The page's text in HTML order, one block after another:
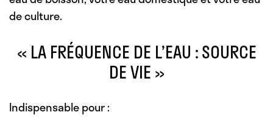
de culture.
« LA FRÉQUENCE DE L’EAU : SOURCE
DE VIE »
Indispensable pour :